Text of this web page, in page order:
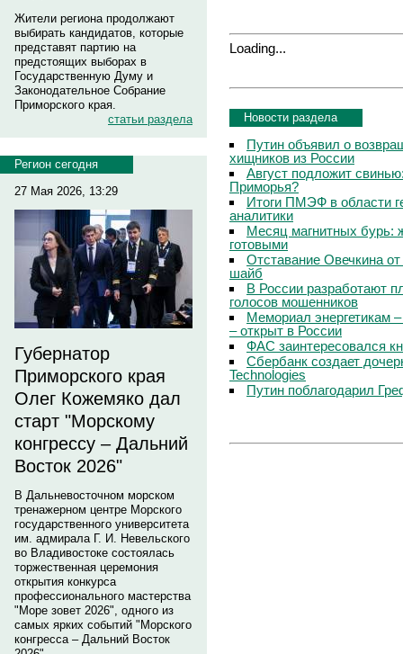
Жители региона продолжают
выбирать кандидатов, которые
представят партию на
предстоящих выборах в
Государственную Думу и
Законодательное Собрание
Приморского края.
статьи раздела
Регион сегодня
27 Мая 2026, 13:29
Губернатор
Приморского края
Олег Кожемяко дал
старт "Морскому
конгрессу – Дальний
Восток 2026"
В Дальневосточном морском
тренажерном центре Морского
государственного университета
им. адмирала Г. И. Невельского
во Владивостоке состоялась
торжественная церемония
открытия конкурса
профессионального мастерства
"Море зовет 2026", одного из
самых ярких событий "Морского
конгресса – Дальний Восток
Loading...
Новости раздела
Путин объявил о
хищников из России
Август подложит
Приморья?
Итоги ПМЭФ в области
аналитики
Месяц магнитных бурь:
готовыми
Отставание Овечкина
шайб
В России разработают
голосов мошенников
Мемориал энергетикам
– открыт в России
ФАС заинтересовался
Сбербанк создает
Technologies
Путин поблагодарил